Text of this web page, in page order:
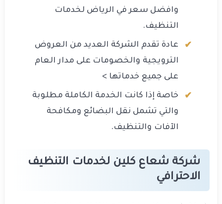
وافضل سعر في الرياض لخدمات
التنظيف.
عادة تقدم الشركة العديد من العروض
الترويجية والخصومات على مدار العام
على جميع خدماتها >
خاصة إذا كانت الخدمة الكاملة مطلوبة
والتي تشمل نقل البضائع ومكافحة
الآفات والتنظيف.
شركة شعاع كلين لخدمات التنظيف
الاحترافي